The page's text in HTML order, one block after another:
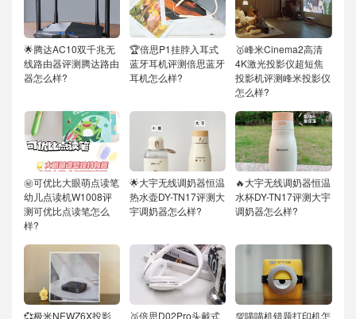
🌟腾达AC10双千兆无
线路由器评测腾达路由
器怎么样?
🏆倍思P1挂脖入耳式
蓝牙耳机评测倍思蓝牙
耳机怎么样?
🥇峰米Cinema2高清
4K激光投影仪超短焦
投影机评测峰米投影仪
怎么样?
㊙️可优比大眼萌点读笔
幼儿点读机W1008评
测可优比点读笔怎么
样?
🌟大宇无线调奶器恒温
热水壶DY-TN17评测大
宇调奶器怎么样?
🔥大宇无线调奶器恒温
水杯DY-TN17评测大宇
调奶器怎么样?
💞极米NEWZ6X投影 🥉倍思D02Pro头戴式 💯喵喵机错题打印机怎